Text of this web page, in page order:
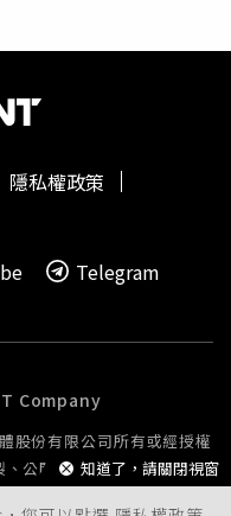
心情，健康又長壽。鍾
的長輩們都能在自己熟
縣已經要到超高齡社
知道了，請關閉視窗
隱私權政策
Telegram
Company
股份有限公司所有或經授權
公開播送或公開傳輸。